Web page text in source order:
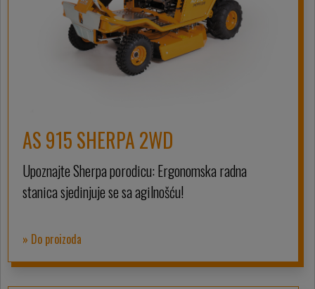
AS 915 SHERPA 2WD
Upoznajte Sherpa porodicu: Ergonomska radna
stanica sjedinjuje se sa agilnošću!
» Do proizoda